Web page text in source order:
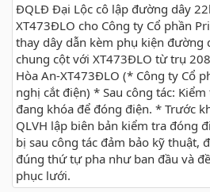
ĐQLĐ Đại Lộc cô lập đường dây
XT473ĐLO cho Công ty Cổ phần
thay dây dẫn kèm phụ kiện đường
chung cột với XT473ĐLO từ trụ
Hòa An-XT473ĐLO (* Công ty Cổ
nghị cắt điện) * Sau công tác:
đang khóa để đóng điện. * Trước
QLVH lập biên bản kiểm tra đóng
bị sau công tác đảm bảo kỹ thuật,
đúng thứ tự pha như ban đầu và
phục lưới.